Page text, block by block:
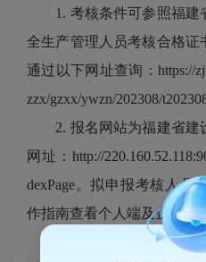
1. 考核条件可参照福建
全生产管理人员考核合格
通过以下网址查询：https://
zzx/gzxx/ywzn/202308/
2. 报名网站为福建省建
网址：http://
dexPage。拟申报考核人员
作指南查看个人端及企业端
3. 报考流程：注册并完